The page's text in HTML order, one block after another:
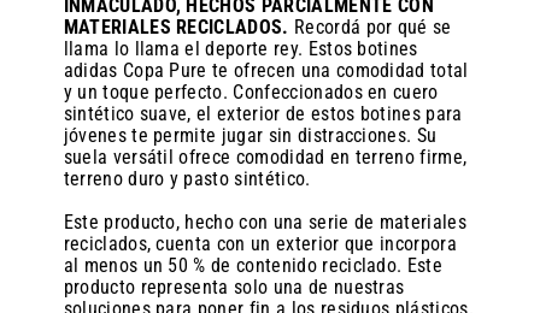
INMACULADO, HECHOS PARCIALMENTE CON
MATERIALES RECICLADOS. Recordá por qué se
llama lo llama el deporte rey. Estos botines
adidas Copa Pure te ofrecen una comodidad total
y un toque perfecto. Confeccionados en cuero
sintético suave, el exterior de estos botines para
jóvenes te permite jugar sin distracciones. Su
suela versátil ofrece comodidad en terreno firme,
terreno duro y pasto sintético.
Este producto, hecho con una serie de materiales
reciclados, cuenta con un exterior que incorpora
al menos un 50 % de contenido reciclado. Este
producto representa solo una de nuestras